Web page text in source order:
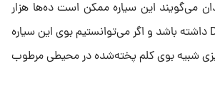
می‌گویند این سیاره ممکن است ده‌ها هزار
برابر بیش از زمین DMS داشته باشد و اگر می‌توانستیم بوی این سیاره
شبیه بوی کلم پخته‌شده در محیطی مرطوب